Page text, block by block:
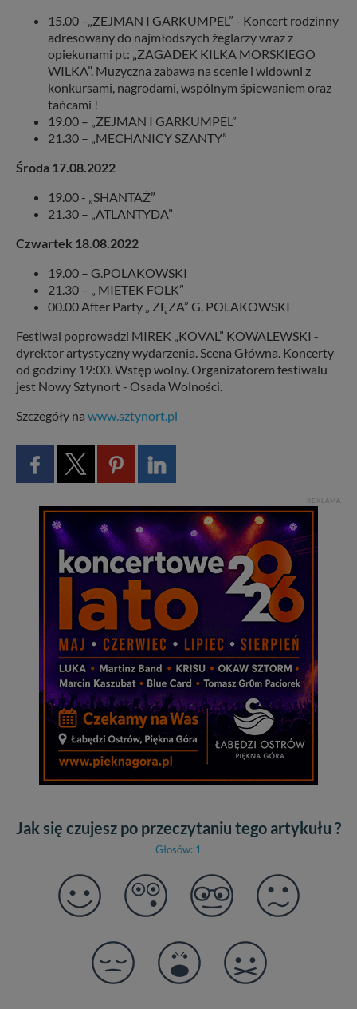
15.00 –„ZEJMAN I GARKUMPEL” - Koncert rodzinny
adresowany do najmłodszych żeglarzy wraz z
opiekunami pt: „ZAGADEK KILKA MORSKIEGO
WILKA”. Muzyczna zabawa na scenie i widowni z
konkursami, nagrodami, wspólnym śpiewaniem oraz
tańcami !
19.00 – „ZEJMAN I GARKUMPEL”
21.30 – „MECHANICY SZANTY”
Środa 17.08.2022
19.00 - „SHANTAŻ”
21.30 – „ATLANTYDA”
Czwartek 18.08.2022
19.00 – G.POLAKOWSKI
21.30 – „ MIETEK FOLK”
00.00 After Party „ ZĘZA” G. POLAKOWSKI
Festiwal poprowadzi MIREK „KOVAL” KOWALEWSKI -
dyrektor artystyczny wydarzenia. Scena Główna. Koncerty
od godziny 19:00. Wstęp wolny. Organizatorem festiwalu
jest Nowy Sztynort - Osada Wolności.
Szczegóły na www.sztynort.pl
REKLAMA
Jak się czujesz po przeczytaniu tego artykułu ?
Głosów: 1